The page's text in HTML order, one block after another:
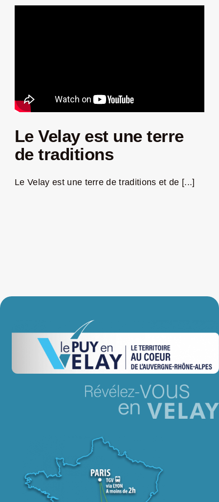
Le Velay est une terre
de traditions
Le Velay est une terre de traditions et de [...]